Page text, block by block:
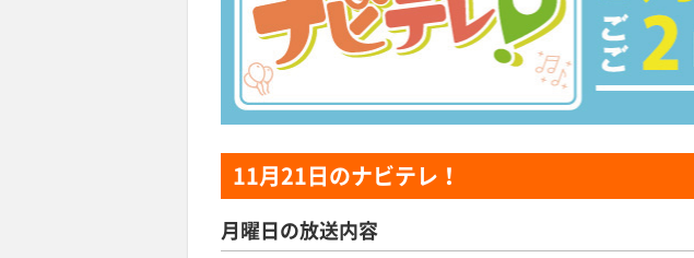
11月21日のナビテレ！
月曜日の放送内容